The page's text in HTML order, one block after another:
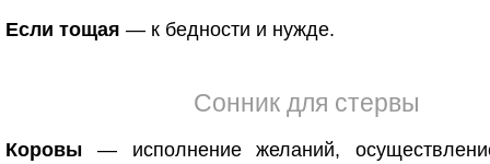
Если тощая — к бедности и нужде.
Сонник для стервы
Коровы — исполнение желаний,